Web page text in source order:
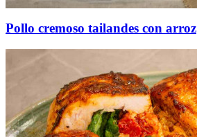
Pollo cremoso tailandes con arroz